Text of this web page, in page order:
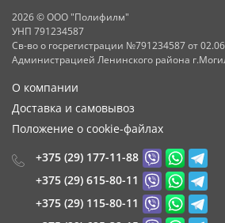
2026 © ООО "Полифилм"
УНП 791234587
Св-во о госрегистрации №791234587 от
Администрацией Ленинского района
О компании
Доставка и самовывоз
Положение о cookie-файлах
+375 (29) 177-11-88
+375 (29) 615-80-11
+375 (29) 115-80-11